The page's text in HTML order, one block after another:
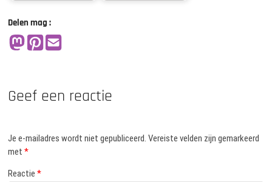
Delen mag :
Geef een reactie
Je e-mailadres wordt niet gepubliceerd. Vereiste velden zijn gemarkeerd
met*
Reactie*